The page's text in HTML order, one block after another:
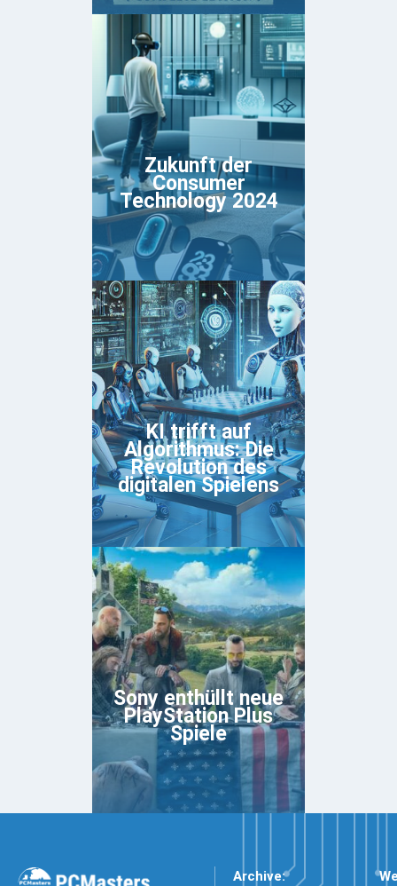
Zukunft der
Consumer
Technology 2024
KI trifft auf
Algorithmus: Die
Revolution des
digitalen Spielens
Sony enthüllt neue
PlayStation Plus
Spiele
Archive: